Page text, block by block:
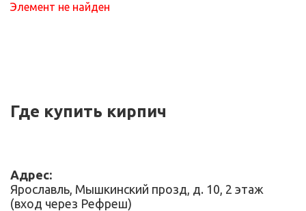
Элемент не найден
Где купить кирпич
Адрес:
Ярославль, Мышкинский прозд, д. 10, 2 этаж
(вход через Рефреш)